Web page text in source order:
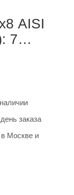
AISI
7
заказа
в Москве и